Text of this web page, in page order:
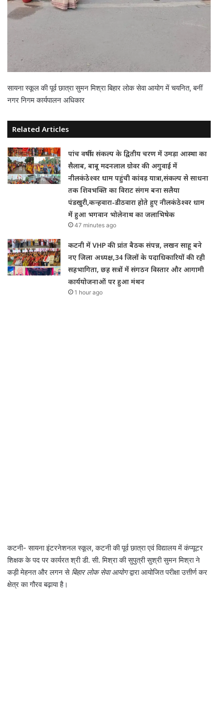
सायना स्कूल की पूर्व छात्रा सुमन मिश्रा बिहार लोक सेवा आयोग में चयनित, बनीं
नगर निगम कार्यपालन अधिकार
Related Articles
पांच वर्षीय संकल्प के द्वितीय चरण में उमड़ा आस्था का
सैलाब, बाबू मदनलाल ग्रोवर की अगुवाई में
नीलकंठेश्वर धाम पहुंची कांवड़ यात्रा,संकल्प से साधना
तक शिवभक्ति का विराट संगम बना सलैया
पंडखुरी,कन्हवारा-डीठवारा होते हुए नीलकंठेश्वर धाम
में हुआ भगवान भोलेनाथ का जलाभिषेक
47 minutes ago
कटनी में VHP की प्रांत बैठक संपन्न, लखन साहू बने
नए जिला अध्यक्ष,34 जिलों के पदाधिकारियों की रही
सहभागिता, छह सत्रों में संगठन विस्तार और आगामी
कार्ययोजनाओं पर हुआ मंथन
1 hour ago
कटनी- सायना इंटरनेशनल स्कूल, कटनी की पूर्व छात्रा एवं विद्यालय में कंप्यूटर
शिक्षक के पद पर कार्यरत श्री डी. सी. मिश्रा की सुपुत्री सुश्री सुमन मिश्रा ने
कड़ी मेहनत और लगन से बिहार लोक सेवा आयोगद्वारा आयोजित परीक्षा उत्तीर्ण कर
क्षेत्र का गौरव बढ़ाया है।